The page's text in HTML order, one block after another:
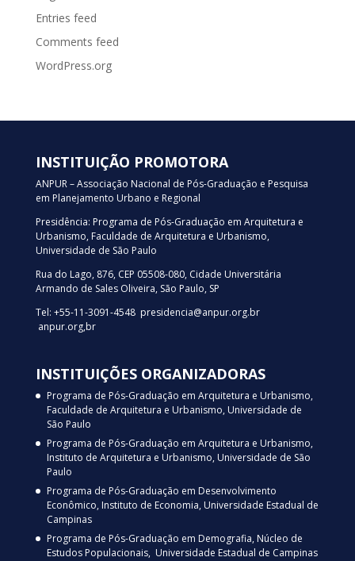
Entries feed
Comments feed
WordPress.org
INSTITUIÇÃO PROMOTORA
ANPUR – Associação Nacional de Pós-Graduação e Pesquisa
em Planejamento Urbano e Regional
Presidência: Programa de Pós-Graduação em Arquitetura e
Urbanismo, Faculdade de Arquitetura e Urbanismo,
Universidade de São Paulo
Rua do Lago, 876, CEP 05508-080, Cidade Universitária
Armando de Sales Oliveira, São Paulo, SP
Tel: +55-11-3091-4548 presidencia@anpur.org.br
anpur.org,br
INSTITUIÇÕES ORGANIZADORAS
Programa de Pós-Graduação em Arquitetura e Urbanismo,
Faculdade de Arquitetura e Urbanismo, Universidade de
São Paulo
Programa de Pós-Graduação em Arquitetura e Urbanismo,
Instituto de Arquitetura e Urbanismo, Universidade de São
Paulo
Programa de Pós-Graduação em Desenvolvimento
Econômico, Instituto de Economia, Universidade Estadual de
Campinas
Programa de Pós-Graduação em Demografia, Núcleo de
Estudos Populacionais, Universidade Estadual de Campinas